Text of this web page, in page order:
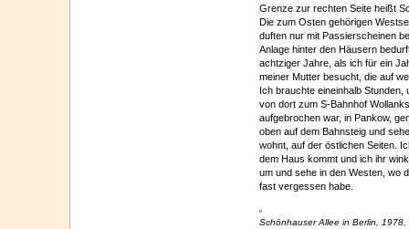
Grenze zur rechten Seite heißt
Die zum Osten gehörigen
duften nur mit Passierscheinen
Anlage hinter den Häusern
achtziger Jahre, als ich für ein
meiner Mutter besucht, die auf
Ich brauchte eineinhalb
von dort zum S-Bahnhof
aufgebrochen war, in Pankow,
oben auf dem Bahnsteig und
wohnt, auf der östlichen Seiten.
dem Haus kommt und ich ihr
um und sehe in den Westen, wo
fast vergessen habe.
Schönhauser Allee in Berlin, 1978,